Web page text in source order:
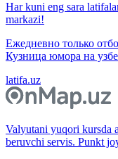
Har kuni eng sara
markazi!
Ежедневно только
Кузница юмора на
latifa.uz
Valyutani yuqori kursda
beruvchi servis. Punkt